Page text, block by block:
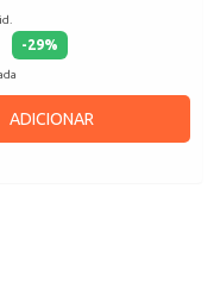
-29%
ADICIONAR